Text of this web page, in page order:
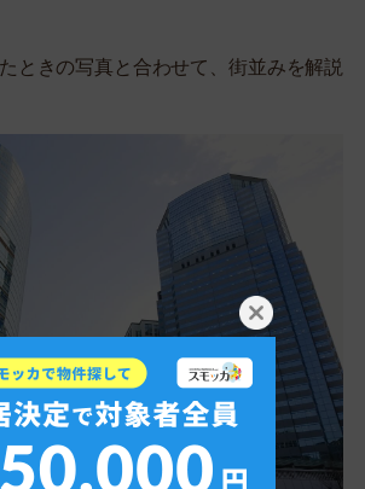
ときの写真と合わせて、街並みを解説